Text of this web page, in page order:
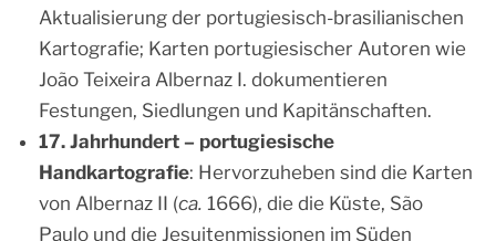
Aktualisierung der portugiesisch-brasilianischen
Kartografie; Karten portugiesischer Autoren wie
João Teixeira Albernaz I. dokumentieren
Festungen, Siedlungen und Kapitänschaften.
17. Jahrhundert – portugiesische
Handkartografie: Hervorzuheben sind die Karten
von Albernaz II (ca. 1666), die die Küste, São
Paulo und die Jesuitenmissionen im Süden